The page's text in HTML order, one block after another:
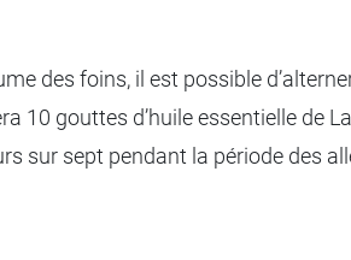
des foins, il est possible
gouttes d’huile essentielle de
sur sept pendant la période des